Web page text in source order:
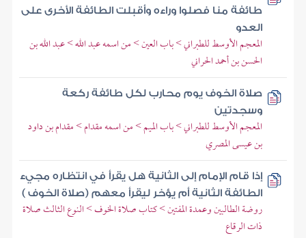
طائفة منا فصلوا وراءه وأقبلت الطائفة الأخرى على
العدو
المعجم الأوسط للطبراني > باب العين > من اسمه عبد الله > عبد الله بن
الحسن بن أحمد الحراني
صلاة الخوف يوم محارب لكل طائفة ركعة
وسجدتين
المعجم الأوسط للطبراني > باب الميم > من اسمه مقدام > مقدام بن داود
بن عيسى المصري
إذا قام الإمام إلى الثانية هل يقرأ في انتظاره مجيء
الطائفة الثانية أم يؤخر ليقرأ معهم (صلاة الخوف )
روضة الطالبين وعمدة المفتين > كتاب صلاة الخوف > النوع الثالث صلاة
ذات الرقاع